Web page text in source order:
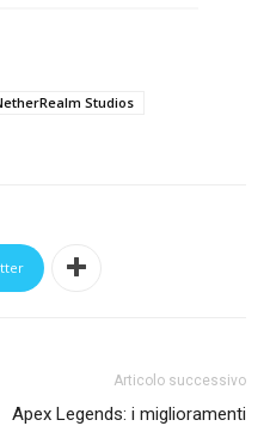
Studios
Articolo successivo
Apex Legends: i miglioramenti